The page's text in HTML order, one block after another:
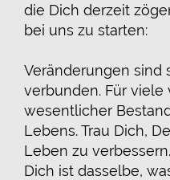
die Dich derzeit
bei uns zu starten:
Veränderungen sind
verbunden. Für viele
wesentlicher
Lebens. Trau Dich,
Leben zu
Dich ist dasselbe,